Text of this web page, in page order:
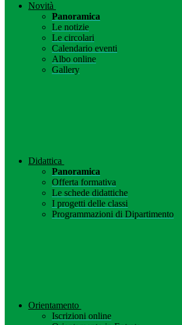
Novità
Panoramica
Le notizie
Le circolari
Calendario eventi
Albo online
Gallery
Didattica
Panoramica
Offerta formativa
Le schede didattiche
I progetti delle classi
Programmazioni di Dipartimento
Orientamento
Iscrizioni online